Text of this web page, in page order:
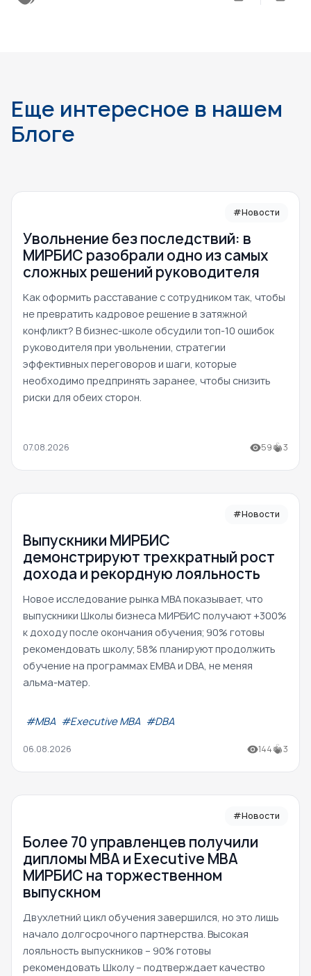
Еще интересное в нашем
Блоге
#Новости
Увольнение без последствий: в
МИРБИС разобрали одно из самых
сложных решений руководителя
Как оформить расставание с сотрудником так, чтобы
не превратить кадровое решение в затяжной
конфликт? В бизнес-школе обсудили топ-10 ошибок
руководителя при увольнении, стратегии
эффективных переговоров и шаги, которые
необходимо предпринять заранее, чтобы снизить
риски для обеих сторон.
07.08.2026 59 3
#Новости
Выпускники МИРБИС
демонстрируют трехкратный рост
дохода и рекордную лояльность
Новое исследование рынка MBA показывает, что
выпускники Школы бизнеса МИРБИС получают +300%
к доходу после окончания обучения; 90% готовы
рекомендовать школу; 58% планируют продолжить
обучение на программах EMBA и DBA, не меняя
альма-матер.
#МВА #Executive MBA #DBA
06.08.2026 144 3
#Новости
Более 70 управленцев получили
дипломы MBA и Executive MBA
МИРБИС на торжественном
выпускном
Двухлетний цикл обучения завершился, но это лишь
начало долгосрочного партнерства. Высокая
лояльность выпускников – 90% готовы
рекомендовать Школу – подтверждает качество